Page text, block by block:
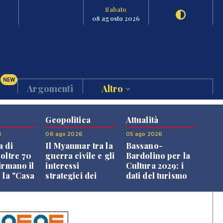
Sabato
08 agosto 2026
NEW
Argomenti Altro
di
70
il
"Casa
Geopolitica
06 ago 2026
Il Myanmar tra la
guerra civile e gli
interessi
strategici dei
Attualità
05 ago 2026
Bassano-
Bardolino per la
Cultura 2029: i
dati del turismo